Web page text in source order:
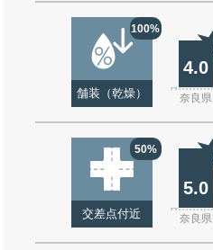
100%
舗装（乾燥）
4.0
奈良県
50%
交差点付近
5.0
奈良県